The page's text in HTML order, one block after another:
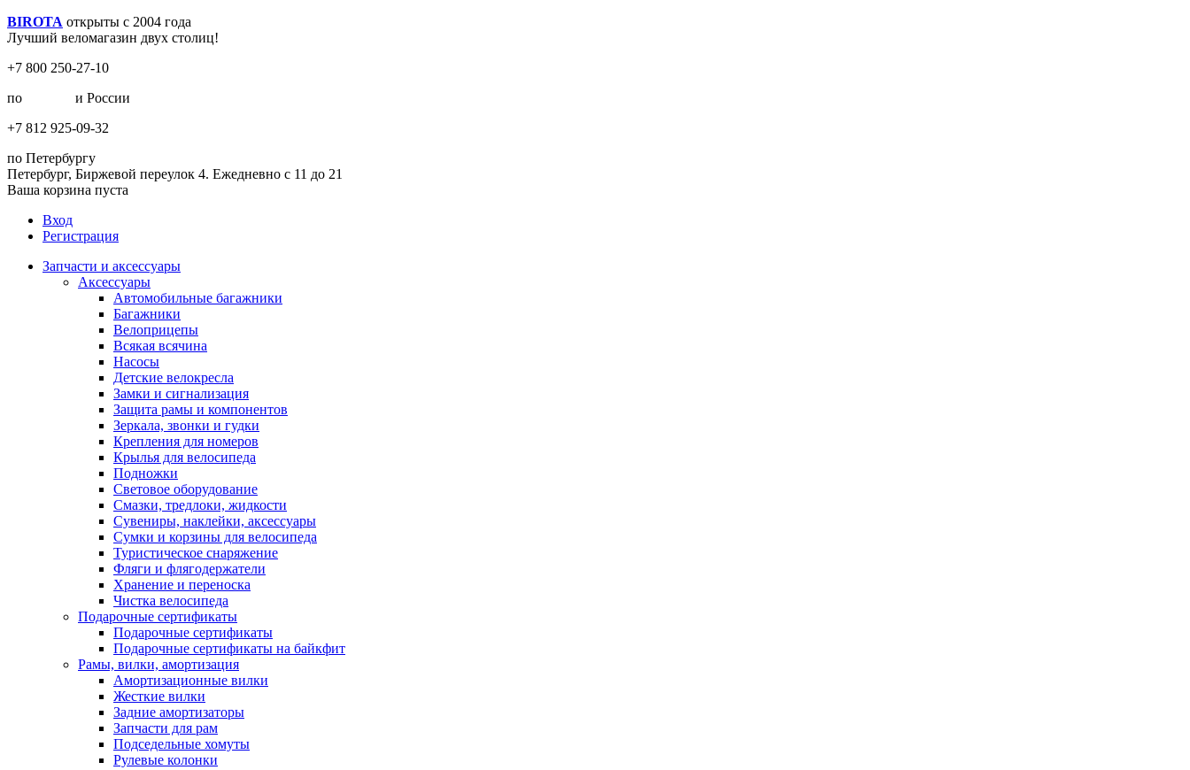
BIROTA открыты с 2004 года
Лучший веломагазин двух столиц!
+7 800 250-27-10
по
и России
+7 812 925-09-32
по Петербургу
Петербург, Биржевой переулок 4. Ежедневно с 11 до 21
Ваша корзина пуста
Вход
Регистрация
Запчасти и аксессуары
Аксессуары
Автомобильные багажники
Багажники
Велоприцепы
Всякая всячина
Насосы
Детские велокресла
Замки и сигнализация
Защита рамы и компонентов
Зеркала, звонки и гудки
Крепления для номеров
Крылья для велосипеда
Подножки
Световое оборудование
Смазки, тредлоки, жидкости
Сувениры, наклейки, аксессуары
Сумки и корзины для велосипеда
Туристическое снаряжение
Фляги и флягодержатели
Хранение и переноска
Чистка велосипеда
Подарочные сертификаты
Подарочные сертификаты
Подарочные сертификаты на байкфит
Рамы, вилки, амортизация
Амортизационные вилки
Жесткие вилки
Задние амортизаторы
Запчасти для рам
Подседельные хомуты
Рулевые колонки